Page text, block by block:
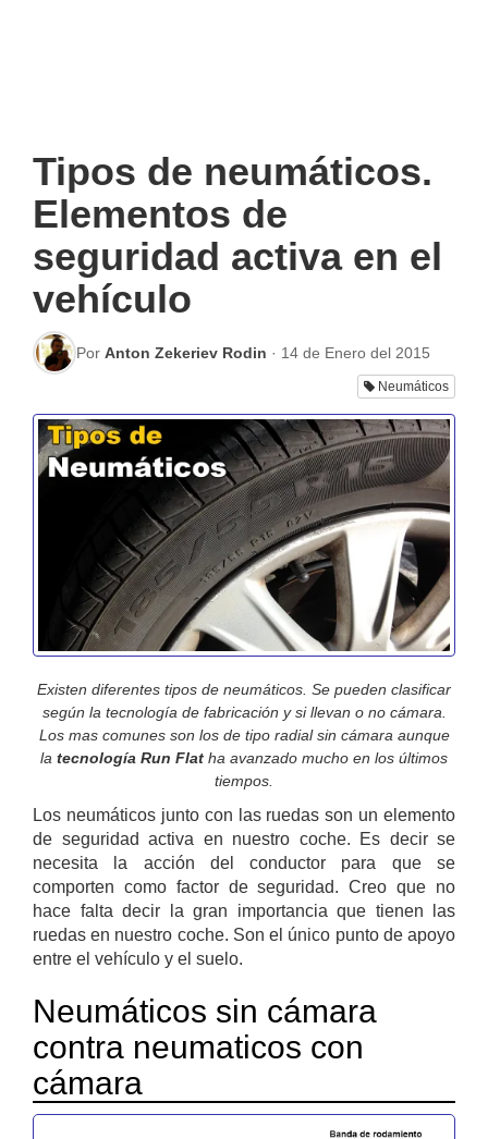
Tipos de neumáticos.
Elementos de
seguridad activa en el
vehículo
Por Anton Zekeriev Rodin · 14 de Enero del 2015
Neumáticos
Existen diferentes tipos de neumáticos. Se pueden clasificar
según la tecnología de fabricación y si llevan o no cámara.
Los mas comunes son los de tipo radial sin cámara aunque
la tecnología Run Flat ha avanzado mucho en los últimos
tiempos.
Los neumáticos junto con las ruedas son un elemento
de seguridad activa en nuestro coche. Es decir se
necesita la acción del conductor para que se
comporten como factor de seguridad. Creo que no
hace falta decir la gran importancia que tienen las
ruedas en nuestro coche. Son el único punto de apoyo
entre el vehículo y el suelo.
Neumáticos sin cámara
contra neumaticos con
cámara